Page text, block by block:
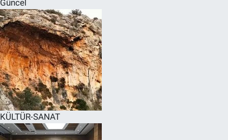
Güncel
KÜLTÜR-SANAT
SPOR
RESMİ İLANLAR